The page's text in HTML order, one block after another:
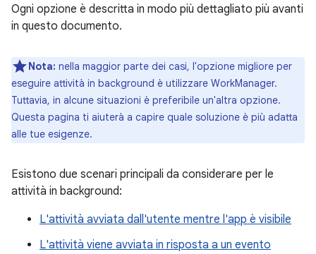
Ogni opzione è descritta in modo più dettagliato più avanti
in questo documento.
Nota: nella maggior parte dei casi, l'opzione migliore per
eseguire attività in background è utilizzare WorkManager.
Tuttavia, in alcune situazioni è preferibile un'altra opzione.
Questa pagina ti aiuterà a capire quale soluzione è più adatta
alle tue esigenze.
Esistono due scenari principali da considerare per le
attività in background:
L'attività avviata dall'utente mentre l'app è visibile
L'attività viene avviata in risposta a un evento